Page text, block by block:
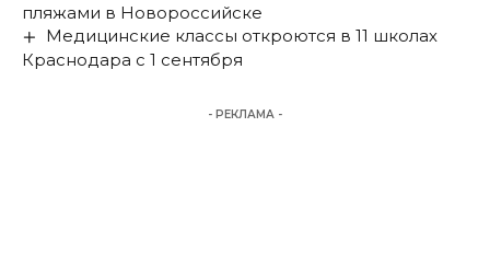
пляжами в Новороссийске
Медицинские классы откроются в 11 школах
Краснодара с 1 сентября
- РЕКЛАМА -